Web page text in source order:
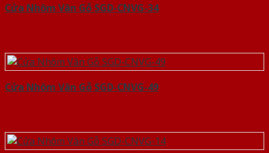
Cửa Nhôm Vân Gỗ SGD-CNVG-34
Cửa Nhôm Vân Gỗ SGD-CNVG-49